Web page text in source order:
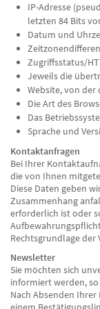
IP-Adresse
letzten 84 Bits
Datum und
Zugriffsstatus/
Jeweils die
Website, von
Die Art des
Das
Sprache und
Kontaktanfragen
Bei Ihrer
die von Ihnen
Diese Daten geben
Zusammenhang
erforderlich ist oder
Rechtsgrundlage der
Newsletter
Sie möchten sich
informiert werden,
Nach Absenden